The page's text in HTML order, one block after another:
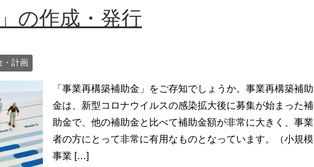
の作成・発行
・計画
「事業再構築補助金」をご存知でしょうか。事業再構築補助
金は、新型コロナウイルスの感染拡大後に募集が始まった補
助金で、他の補助金と比べて補助金額が非常に大きく、事業
者の方にとって非常に有用なものとなっています。（小規模
事業 […]